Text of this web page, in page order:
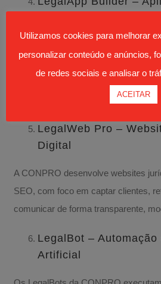
internas — sem necessidade de
impacto real na produtividade.
LegalWeb Pro –
Digital
A CONPRO desenvolve websites
SEO, com foco em captar clientes,
comunicar de forma transparente,
LegalBot –
Artificial
Utilizamos cookies para melhorar
personalizar conteúdo e anúncios,
de redes sociais e analisar o
ACEITAR